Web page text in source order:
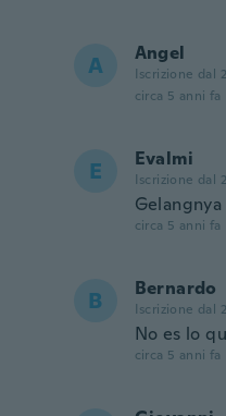
A Angel
Iscrizione dal
circa 5 anni fa
E Evalmi
Iscrizione dal
circa 5 anni fa
B Bernardo
Iscrizione dal
No es lo
circa 5 anni fa